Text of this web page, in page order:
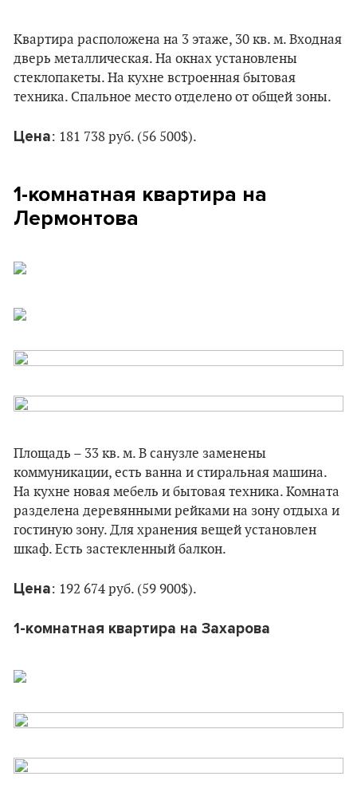
Квартира расположена на 3 этаже, 30 кв. м. Входная
дверь металлическая. На окнах установлены
стеклопакеты. На кухне встроенная бытовая
техника. Спальное место отделено от общей зоны.
Цена: 181 738 руб. (56 500$).
1-комнатная квартира на
Лермонтова
Площадь – 33 кв. м. В санузле заменены
коммуникации, есть ванна и стиральная машина.
На кухне новая мебель и бытовая техника. Комната
разделена деревянными рейками на зону отдыха и
гостиную зону. Для хранения вещей установлен
шкаф. Есть застекленный балкон.
Цена: 192 674 руб. (59 900$).
1-комнатная квартира на Захарова